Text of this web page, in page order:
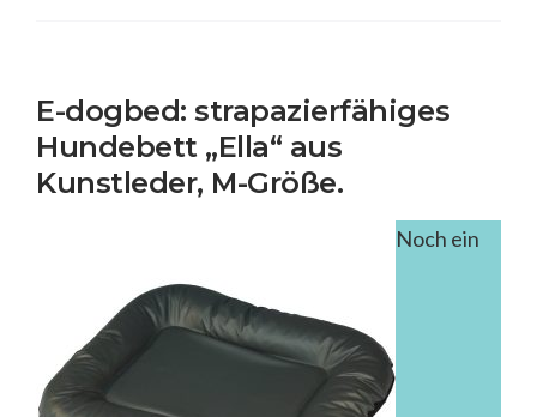
E-dogbed: strapazierfähiges
Hundebett „Ella“ aus
Kunstleder, M-Größe.
Noch ein